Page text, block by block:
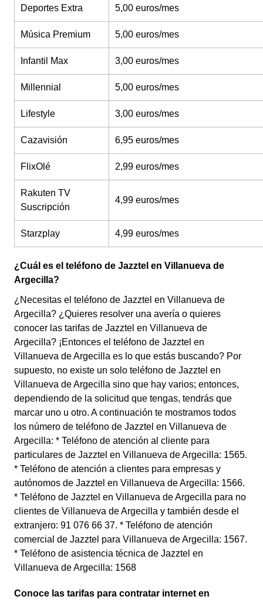
Deportes Extra 5,00 euros/mes
Música Premium 5,00 euros/mes
Infantil Max 3,00 euros/mes
Millennial 5,00 euros/mes
Lifestyle 3,00 euros/mes
Cazavisión 6,95 euros/mes
FlixOlé 2,99 euros/mes
Rakuten TV
Suscripción
4,99 euros/mes
Starzplay 4,99 euros/mes
¿Cuál es el teléfono de Jazztel en Villanueva de
Argecilla?
¿Necesitas el teléfono de Jazztel en Villanueva de
Argecilla? ¿Quieres resolver una avería o quieres
conocer las tarifas de Jazztel en Villanueva de
Argecilla? ¡Entonces el teléfono de Jazztel en
Villanueva de Argecilla es lo que estás buscando? Por
supuesto, no existe un solo teléfono de Jazztel en
Villanueva de Argecilla sino que hay varios; entonces,
dependiendo de la solicitud que tengas, tendrás que
marcar uno u otro. A continuación te mostramos todos
los número de teléfono de Jazztel en Villanueva de
Argecilla: * Teléfono de atención al cliente para
particulares de Jazztel en Villanueva de Argecilla: 1565.
* Teléfono de atención a clientes para empresas y
autónomos de Jazztel en Villanueva de Argecilla: 1566.
* Teléfono de Jazztel en Villanueva de Argecilla para no
clientes de Villanueva de Argecilla y también desde el
extranjero: 91 076 66 37. * Teléfono de atención
comercial de Jazztel para Villanueva de Argecilla: 1567.
* Teléfono de asistencia técnica de Jazztel en
Villanueva de Argecilla: 1568
Conoce las tarifas para contratar internet en